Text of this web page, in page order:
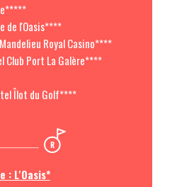
de l'Oasis****
Royal Casino****
Club Port La Galère****
Îlot du Golf****
: L'Oasis*